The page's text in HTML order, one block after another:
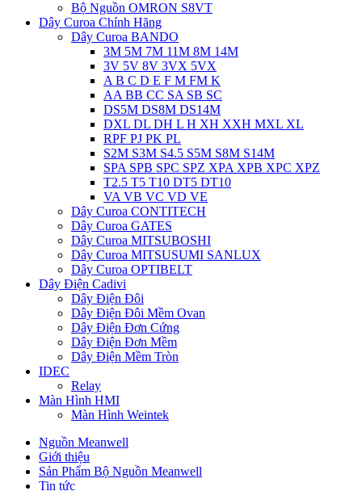
Bộ Nguồn OMRON S8VT
Dây Curoa Chính Hãng
Dây Curoa BANDO
3M 5M 7M 11M 8M 14M
3V 5V 8V 3VX 5VX
A B C D E F M FM K
AA BB CC SA SB SC
DS5M DS8M DS14M
DXL DL DH L H XH XXH MXL XL
RPF PJ PK PL
S2M S3M S4.5 S5M S8M S14M
SPA SPB SPC SPZ XPA XPB XPC XPZ
T2.5 T5 T10 DT5 DT10
VA VB VC VD VE
Dây Curoa CONTITECH
Dây Curoa GATES
Dây Curoa MITSUBOSHI
Dây Curoa MITSUSUMI SANLUX
Dây Curoa OPTIBELT
Dây Điện Cadivi
Dây Điện Đôi
Dây Điện Đôi Mềm Ovan
Dây Điện Đơn Cứng
Dây Điện Đơn Mềm
Dây Điện Mềm Tròn
IDEC
Relay
Màn Hình HMI
Màn Hình Weintek
Nguồn Meanwell
Giới thiệu
Sản Phẩm Bộ Nguồn Meanwell
Tin tức